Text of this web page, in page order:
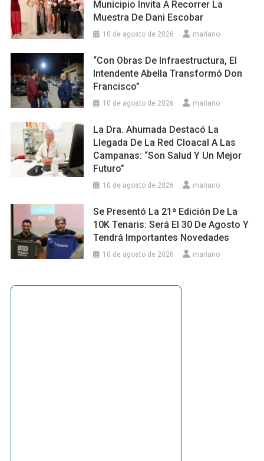
Municipio Invita A Recorrer La
Muestra De Dani Escobar
10 de agosto de 2026 mariano
“Con Obras De Infraestructura, El
Intendente Abella Transformó Don
Francisco”
10 de agosto de 2026 mariano
La Dra. Ahumada Destacó La
Llegada De La Red Cloacal A Las
Campanas: “Son Salud Y Un Mejor
Futuro”
10 de agosto de 2026 mariano
Se Presentó La 21ª Edición De La
10K Tenaris: Será El 30 De Agosto Y
Tendrá Importantes Novedades
10 de agosto de 2026 mariano